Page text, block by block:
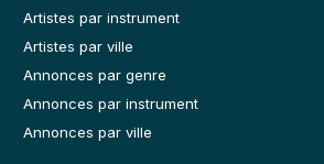
Artistes par instrument
Artistes par ville
Annonces par genre
Annonces par instrument
Annonces par ville